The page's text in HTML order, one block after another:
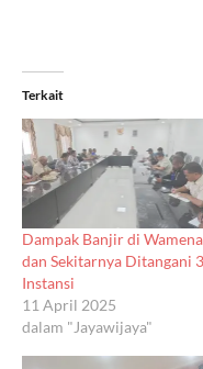
Terkait
Dampak Banjir di Wamena
dan Sekitarnya Ditangani 3
Instansi
11 April 2025
dalam "Jayawijaya"